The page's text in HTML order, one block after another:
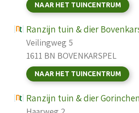
NAAR HET TUINCENTRUM
Ranzijn tuin & dier
Veilingweg 5
1611 BN BOVENKARSPEL
NAAR HET TUINCENTRUM
Ranzijn tuin & dier